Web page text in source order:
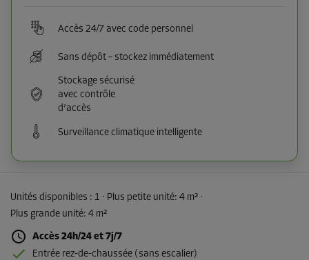
Accès 24/7 avec code personnel
Sans dépôt – stockez immédiatement
Stockage sécurisé
avec contrôle
d’accès
Surveillance climatique intelligente
Unités disponibles : 1 · Plus petite unité: 4 m² ·
Plus grande unité: 4 m²
Accès 24h/24 et 7j/7
Entrée rez-de-chaussée (sans escalier)